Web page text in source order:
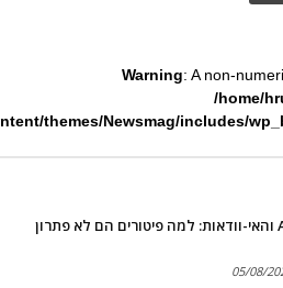
Warning: A non-
/home/
themes/Newsmag/includes/
שימור עובדים בעידן ה-AI והאי-וודאות: למה פיטורים הם לא פתרון
05/08/